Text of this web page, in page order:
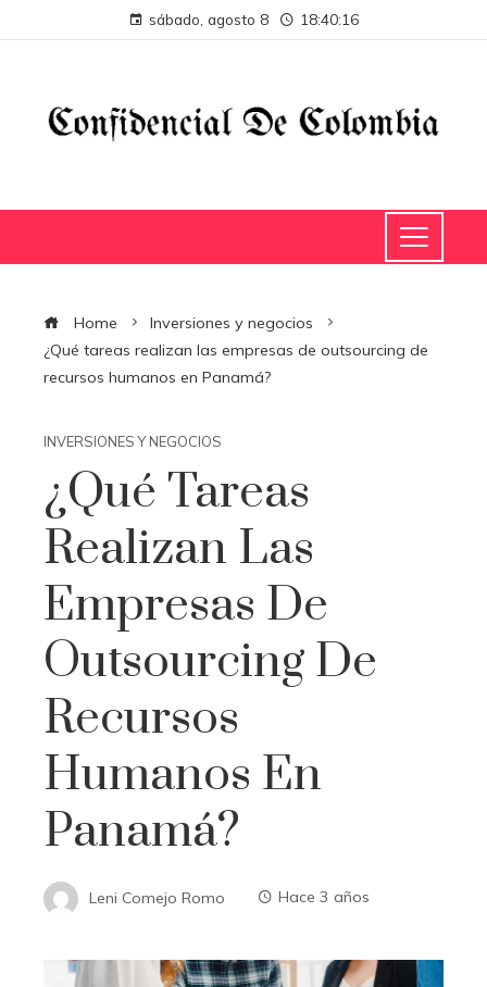
sábado, agosto 8 18:40:16
Home
Inversiones y negocios
¿Qué tareas realizan las empresas de outsourcing de
recursos humanos en Panamá?
INVERSIONES Y NEGOCIOS
¿Qué Tareas
Realizan Las
Empresas De
Outsourcing De
Recursos
Humanos En
Panamá?
Leni Comejo Romo Hace 3 años